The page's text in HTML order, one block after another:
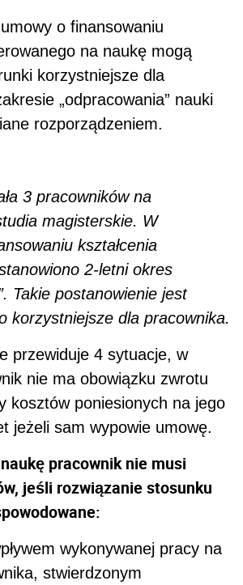
o finansowaniu
na naukę mogą
korzystniejsze dla
„odpracowania” nauki
rozporządzeniem.
3 pracowników na
magisterskie. W
kształcenia
2-letni okres
Takie postanowienie jest
korzystniejsze dla pracownika.
przewiduje 4 sytuacje, w
nie ma obowiązku zwrotu
kosztów poniesionych na jego
jeżeli sam wypowie umowę.
pracownik nie musi
jeśli rozwiązanie stosunku
wykonywanej pracy na
stwierdzonym